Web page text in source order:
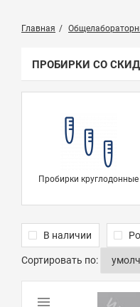
Главная
ПРОБИРКИ СО
Пробирки круглодонные
В наличии
Сортировать по: